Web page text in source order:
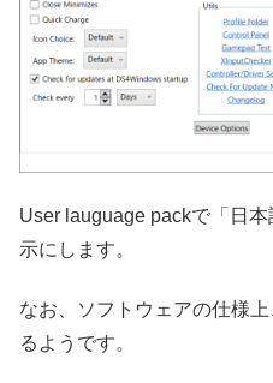
User lauguage packで「日
示にします。
なお、ソフトウェアの仕様
るようです。